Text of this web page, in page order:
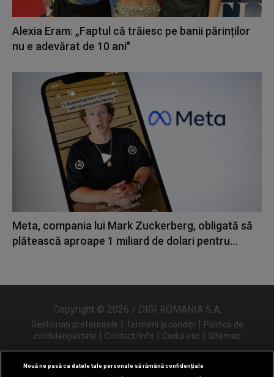
Alexia Eram: „Faptul că trăiesc pe banii părinților
nu e adevărat de 10 ani"
Meta, compania lui Mark Zuckerberg, obligată să
plătească aproape 1 miliard de dolari pentru...
Copyright © 2026 / DIGI ROMANIA S.A.
Gestionați preferințele | Termeni și condiții | Politica de
confidențialitate | Contact/Info | Codul etic | Sitemap
Nouă ne pasă ca datele tale personale să rămână confidențiale